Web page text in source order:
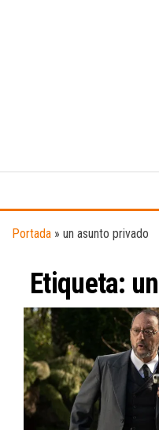
Portada » un asunto privado
Etiqueta: